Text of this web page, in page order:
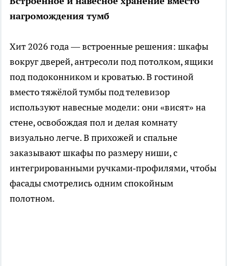
нагромождения тумб
Хит 2026 года — встроенные решения: шкафы
вокруг дверей, антресоли под потолком, ящики
под подоконником и кроватью. В гостиной
вместо тяжёлой тумбы под телевизор
используют навесные модели: они «висят» на
стене, освобождая пол и делая комнату
визуально легче. В прихожей и спальне
заказывают шкафы по размеру ниши, с
интегрированными ручками‑профилями, чтобы
фасады смотрелись одним спокойным
полотном.